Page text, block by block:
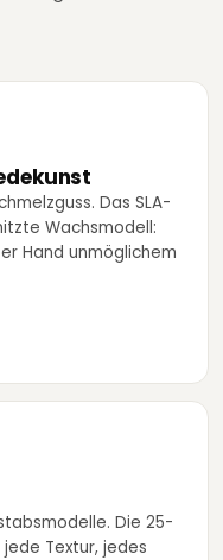
Das SLA-
Wachsmodell:
Hand unmöglichem
Die 25-
Textur, jedes